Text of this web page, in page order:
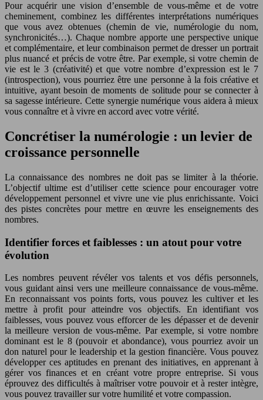
Pour acquérir une vision d’ensemble de vous-même et de votre
cheminement, combinez les différentes interprétations numériques
que vous avez obtenues (chemin de vie, numérologie du nom,
synchronicités…). Chaque nombre apporte une perspective unique
et complémentaire, et leur combinaison permet de dresser un portrait
plus nuancé et précis de votre être. Par exemple, si votre chemin de
vie est le 3 (créativité) et que votre nombre d’expression est le 7
(introspection), vous pourriez être une personne à la fois créative et
intuitive, ayant besoin de moments de solitude pour se connecter à
sa sagesse intérieure. Cette synergie numérique vous aidera à mieux
vous connaître et à vivre en accord avec votre vérité.
Concrétiser la numérologie : un levier de
croissance personnelle
La connaissance des nombres ne doit pas se limiter à la théorie.
L’objectif ultime est d’utiliser cette science pour encourager votre
développement personnel et vivre une vie plus enrichissante. Voici
des pistes concrètes pour mettre en œuvre les enseignements des
nombres.
Identifier forces et faiblesses : un atout pour votre
évolution
Les nombres peuvent révéler vos talents et vos défis personnels,
vous guidant ainsi vers une meilleure connaissance de vous-même.
En reconnaissant vos points forts, vous pouvez les cultiver et les
mettre à profit pour atteindre vos objectifs. En identifiant vos
faiblesses, vous pouvez vous efforcer de les dépasser et de devenir
la meilleure version de vous-même. Par exemple, si votre nombre
dominant est le 8 (pouvoir et abondance), vous pourriez avoir un
don naturel pour le leadership et la gestion financière. Vous pouvez
développer ces aptitudes en prenant des initiatives, en apprenant à
gérer vos finances et en créant votre propre entreprise. Si vous
éprouvez des difficultés à maîtriser votre pouvoir et à rester intègre,
vous pouvez travailler sur votre humilité et votre compassion.